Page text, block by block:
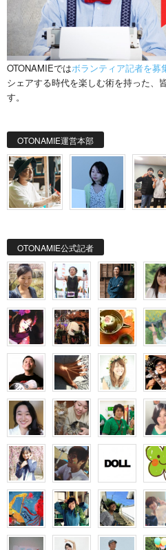
OTONAMIEではボランティア記者を募
シェアする時代を楽しむ術を持った、
す。
OTONAMIE運営本部
OTONAMIE公式記者